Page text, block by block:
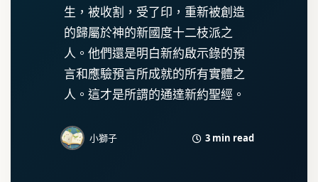
生，被收割，受了印，重新被創造
的歸屬於神的新國度十二枝派之
人。他們還是明白新約啟示錄的預
言和應驗預言所成就的所有實體之
人。這才是所謂的通達新約聖經。
小獅子 3 min read